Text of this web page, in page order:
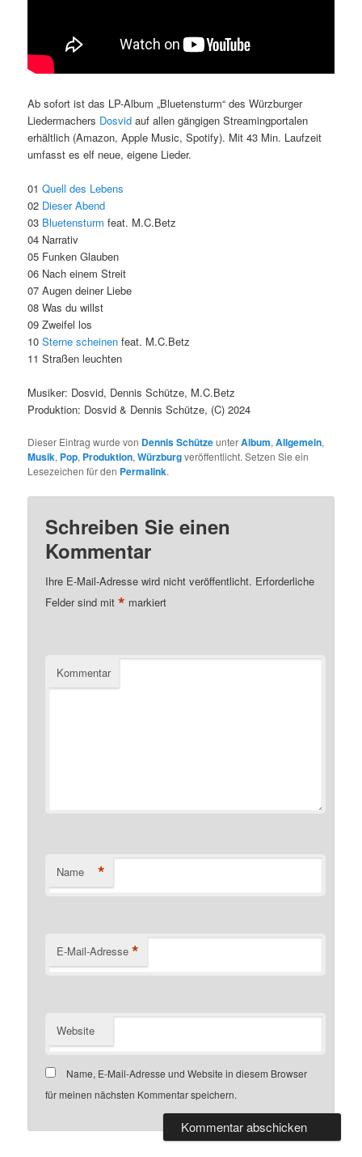
Ab sofort ist das LP-Album „Bluetensturm“ des Würzburger
Liedermachers Dosvidauf allen gängigen Streamingportalen
erhältlich (Amazon, Apple Music, Spotify). Mit 43 Min. Laufzeit
umfasst es elf neue, eigene Lieder.
01Quell des Lebens
02 Dieser Abend
03 Bluetensturm feat. M.C.Betz
04 Narrativ
05 Funken Glauben
06 Nach einem Streit
07 Augen deiner Liebe
08 Was du willst
09 Zweifel los
10Sterne scheinen feat. M.C.Betz
11 Straßen leuchten
Musiker: Dosvid, Dennis Schütze, M.C.Betz
Produktion: Dosvid & Dennis Schütze, (C) 2024
Dieser Eintrag wurde von Dennis SchützeunterAlbum,Allgemein,
Musik, Pop, Produktion,Würzburgveröffentlicht. Setzen Sie ein
Lesezeichen für den Permalink.
Schreiben Sie einen
Kommentar
Ihre E-Mail-Adresse wird nicht veröffentlicht. Erforderliche
Felder sind mit* markiert
Kommentar
Name *
E-Mail-Adresse *
Website
Name, E-Mail-Adresse und Website in diesem Browser
für meinen nächsten Kommentar speichern.